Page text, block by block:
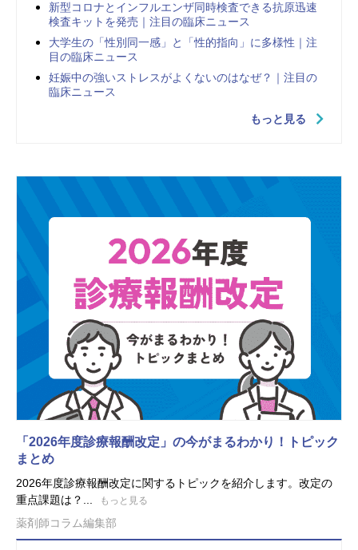
新型コロナとインフルエンザ同時検査できる抗原迅速
検査キットを発売｜注目の臨床ニュース
大学生の「性別同一感」と「性的指向」に多様性｜注
目の臨床ニュース
妊娠中の強いストレスがよくないのはなぜ？｜注目の
臨床ニュース
もっと見る
「2026年度診療報酬改定」の今がまるわかり！トピック
まとめ
2026年度診療報酬改定に関するトピックを紹介します。改定の
重点課題は？...
もっと見る
薬剤師コラム編集部